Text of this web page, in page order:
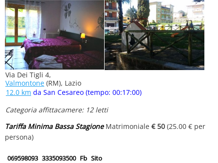
Via Dei Tigli 4,
Valmontone (RM), Lazio
12.0 km da San Cesareo (tempo: 00:17:00)
Categoria affittacamere: 12 letti
Tariffa Minima Bassa StagioneMatrimoniale € 50 (25.00 € per
persona)
069598093 3335093500 Fb Sito